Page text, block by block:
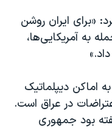
«برای ایران روشن
به آمریکایی‌ها،
اماکن دیپلماتیک
در عراق است.
بود جمهوری